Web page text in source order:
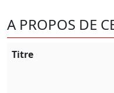
A PROPOS DE
Titre